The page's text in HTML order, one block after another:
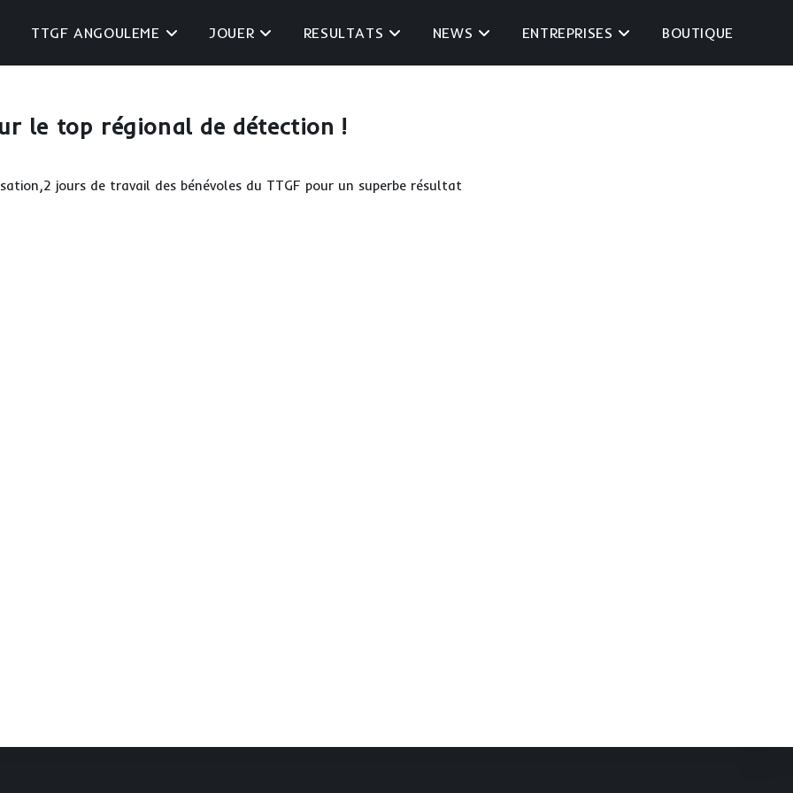
TTGF ANGOULEME JOUER RESULTATS NEWS ENTREPRISES BOUTIQUE
le top régional de détection !
jours de travail des bénévoles du TTGF pour un superbe résultat